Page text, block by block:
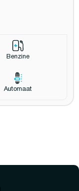
Benzine
Automaat